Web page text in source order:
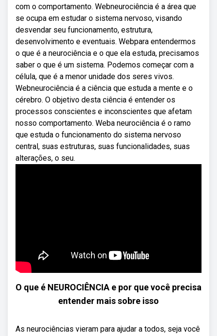
com o comportamento. Webneurociência é a área que
se ocupa em estudar o sistema nervoso, visando
desvendar seu funcionamento, estrutura,
desenvolvimento e eventuais. Webpara entendermos
o que é a neurociência e o que ela estuda, precisamos
saber o que é um sistema. Podemos começar com a
célula, que é a menor unidade dos seres vivos.
Webneurociência é a ciência que estuda a mente e o
cérebro. O objetivo desta ciência é entender os
processos conscientes e inconscientes que afetam
nosso comportamento. Weba neurociência é o ramo
que estuda o funcionamento do sistema nervoso
central, suas estruturas, suas funcionalidades, suas
alterações, o seu.
O que é NEUROCIÊNCIA e por que você precisa
entender mais sobre isso
As neurociências vieram para ajudar a todos, seja você